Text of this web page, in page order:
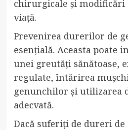
chirurgicale și modificări
viață.
Prevenirea durerilor de
esențială. Aceasta poate
unei greutăți sănătoase,
regulate, întărirea
genunchilor și utilizarea
adecvată.
Dacă suferiți de dureri de